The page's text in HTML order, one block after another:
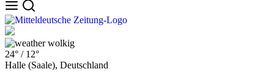
wolkig
24° / 12°
Halle (Saale), Deutschland